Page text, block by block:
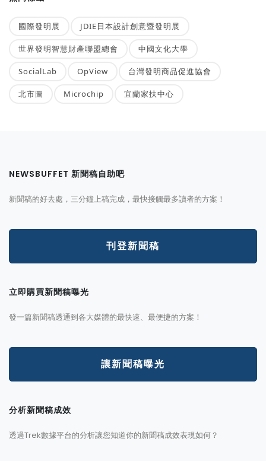
國際發明展 JDIE日本設計創意暨發明展
世界發明智慧財產聯盟總會 中國文化大學
SocialLab OpView 台灣發明商品促進協會
北市圖 Microchip 宜蘭家扶中心
NEWSBUFFET 新聞稿自助吧
新聞稿的好去處，三分鐘上稿完成，最快接觸最多讀者的方案！
刊登新聞稿
立即購買新聞稿曝光
發一篇新聞稿透通到各大媒體的最快速、最便捷的方案！
讓新聞稿曝光
分析新聞稿成效
透過Trek數據平台的分析讓您知道你的新聞稿成效表現如何？